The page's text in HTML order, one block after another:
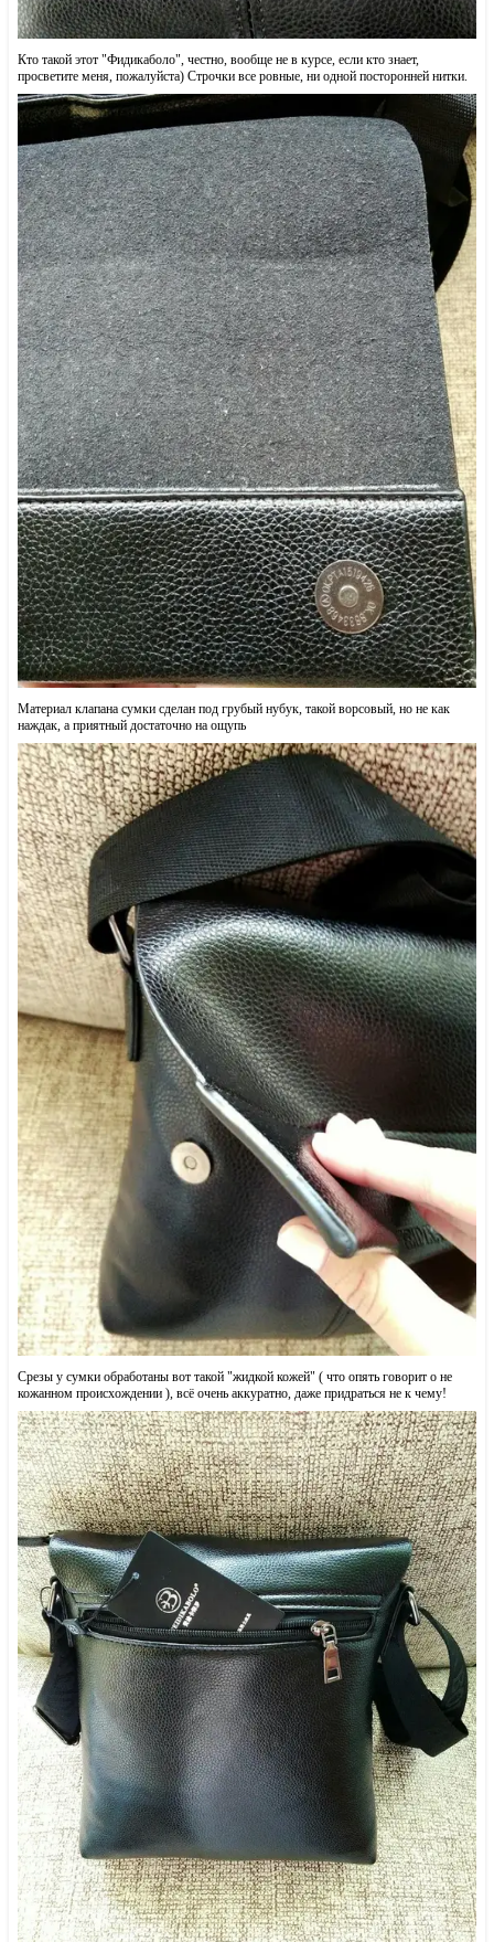
Кто такой этот "Фидикаболо", честно, вообще не в курсе, если кто знает,
просветите меня, пожалуйста) Строчки все ровные, ни одной посторонней нитки.
Материал клапана сумки сделан под грубый нубук, такой ворсовый, но не как
наждак, а приятный достаточно на ощупь
Срезы у сумки обработаны вот такой "жидкой кожей" ( что опять говорит о не
кожанном происхождении ), всё очень аккуратно, даже придраться не к чему!